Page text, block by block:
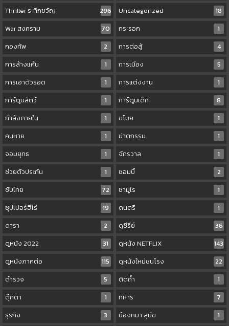
Thriller ระทึกขวัญ
296 Uncategorized
18
War สงคราม
70 กระรอก
1
กองทัพ
2 การต่อสู้
4
การล้างแค้น
1 การเมือง
5
การเอาตัวรอด
1 การแต่งงาน
1
การ์ตูนสัตว์
1 การ์ตูนเด็ก
8
กำลังภายใน
1 ขโมย
1
คนหาย
1 ฆ่าตกรรม
1
จอมยุทธ
1 จักรวาล
1
ช่วยตัวประกัน
1 ซอมบี้
2
ซับไทย
72 ซามูไร
1
ซุปเปอร์ฮีโร่
19 ดนตรี
1
ดารา
2 ดูซีรี่ย์
36
ดูหนัง 2022
31 ดูหนัง NETFLIX
143
ดูหนังภาคต่อ
115 ดูหนังใหม่ชนโรง
22
ตำรวจ
5 ติดถ้ำ
1
ตุ๊กตา
1 ทหาร
7
ธุรกิจ
3 น้องหมา สุนัข
1